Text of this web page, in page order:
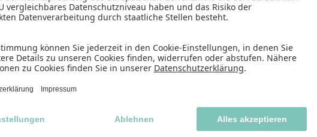
So fügst du Tool Partner hinzu
Schritt 1
Wechsle im OMR Manager in den Reiter „Tool Partner“und klicke auf